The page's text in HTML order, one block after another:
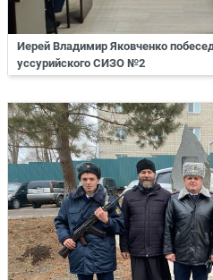
Иерей Владимир Яковченко
уссурийского СИЗО №2